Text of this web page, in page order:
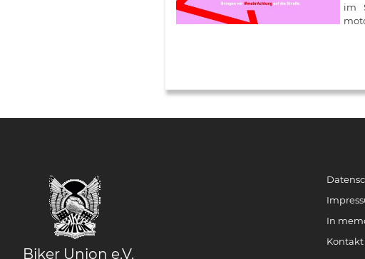
im
Biker Union e.V.
In
Kontakt